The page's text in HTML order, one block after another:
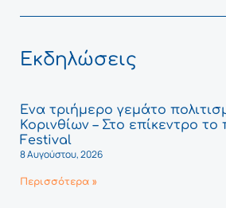
Εκδηλώσεις
Ένα τριήμερο γεμάτο
Κορινθίων – Στο επίκεντρο
Festival
8 Αυγούστου, 2026
Περισσότερα »